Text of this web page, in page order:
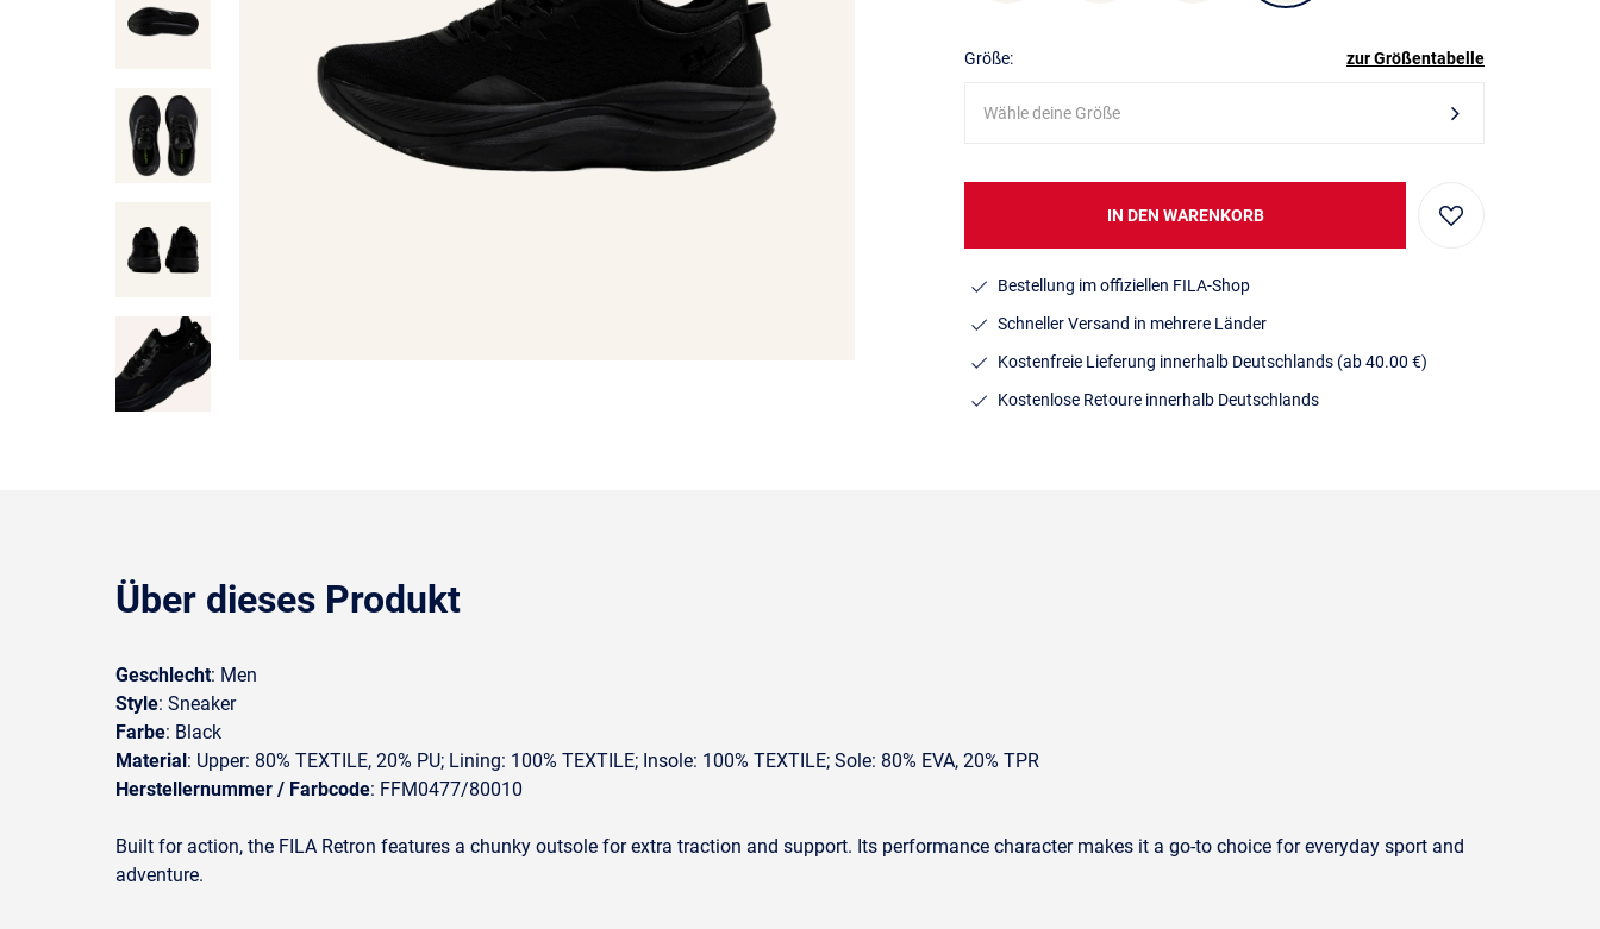
Größe: zur Größentabelle
Wähle deine Größe
IN DEN WARENKORB
Bestellung im offiziellen FILA-Shop
Schneller Versand in mehrere Länder
Kostenfreie Lieferung innerhalb Deutschlands (ab 40.00 €)
Kostenlose Retoure innerhalb Deutschlands
Über dieses Produkt
Geschlecht: Men
Style: Sneaker
Farbe: Black
Material: Upper: 80% TEXTILE, 20% PU; Lining: 100% TEXTILE; Insole: 100% TEXTILE; Sole: 80% EVA, 20% TPR
Herstellernummer / Farbcode: FFM0477/80010
Built for action, the FILA Retron features a chunky outsole for extra traction and support. Its performance character makes it a go-to choice for everyday sport and
adventure.